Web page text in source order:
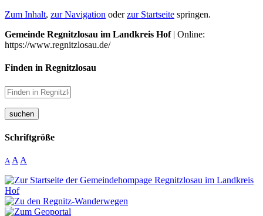
Zum Inhalt, zur Navigation oderzur Startseite springen.
Gemeinde Regnitzlosau im Landkreis Hof| Online:
https://www.regnitzlosau.de/
Finden in Regnitzlosau
suchen
Schriftgröße
A A A